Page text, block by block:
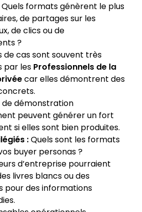
formats génèrent le plus
de partages sur les
de clics ou de
?
de cas sont souvent très
par les Professionnels de la
car elles démontrent des
de démonstration
peuvent générer un fort
si elles sont bien produites.
:Quels sont les formats
buyer personas ?
d’entreprise pourraient
livres blancs ou des
pour des informations